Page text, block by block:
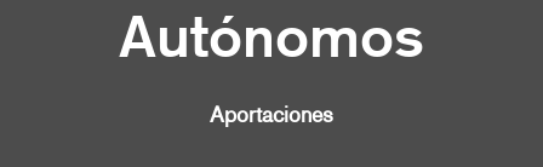
Autónomos
Aportaciones